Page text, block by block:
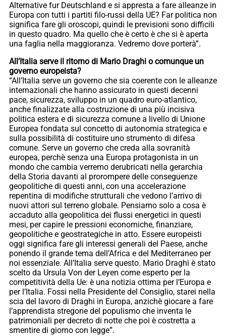
Alternative fur Deutschland e si appresta a fare alleanze in
Europa con tutti i partiti filo-russi della UE? Far politica non
significa fare gli oroscopi, quindi le previsioni sono difficili
in questo quadro. Ma quello che è certo è che si è aperta
una faglia nella maggioranza. Vedremo dove porterà”.
All’Italia serve il ritorno di Mario Draghi o comunque un
governo europeista?
“All’Italia serve un governo che sia coerente con le alleanze
internazionali che hanno assicurato in questi decenni
pace, sicurezza, sviluppo in un quadro euro-atlantico,
anche finalizzate alla costruzione di una più incisiva
politica estera e di sicurezza comune a livello di Unione
Europea fondata sul concetto di autonomia strategica e
sulla possibilità di costituire uno strumento di difesa
comune. Serve un governo che creda alla sovranità
europea, perchè senza una Europa protagonista in un
mondo che cambia verremo derubricati nella gerarchia
della Storia davanti al prorompere delle conseguenze
geopolitiche di questi anni, con una accelerazione
repentina di modifiche strutturali che vedono l’arrivo di
nuovi attori sul terreno globale. Pensiamo solo a cosa è
accaduto alla geopolitica dei flussi energetici in questi
mesi, per capire le pressioni economiche, finanziare,
geopolitiche e geostrategiche in atto. Essere europeisti
oggi significa fare gli interessi generali del Paese, anche
ponendo il grande tema dell’Africa e del Mediterraneo per
noi essenziale. All’Italia serve questo. Mario Draghi è stato
scelto da Ursula Von der Leyen come esperto per la
competitività della Ue: è una notizia ottima per l’Europa e
per l’Italia. Fossi nella Presidente del Consiglio, starei nella
scia del lavoro di Draghi in Europa, anzichè giocare a fare
l’apprendista stregone del populismo che inventa le
patrimoniali per decreto di notte che poi è costretta a
smentire di giorno con legge”.